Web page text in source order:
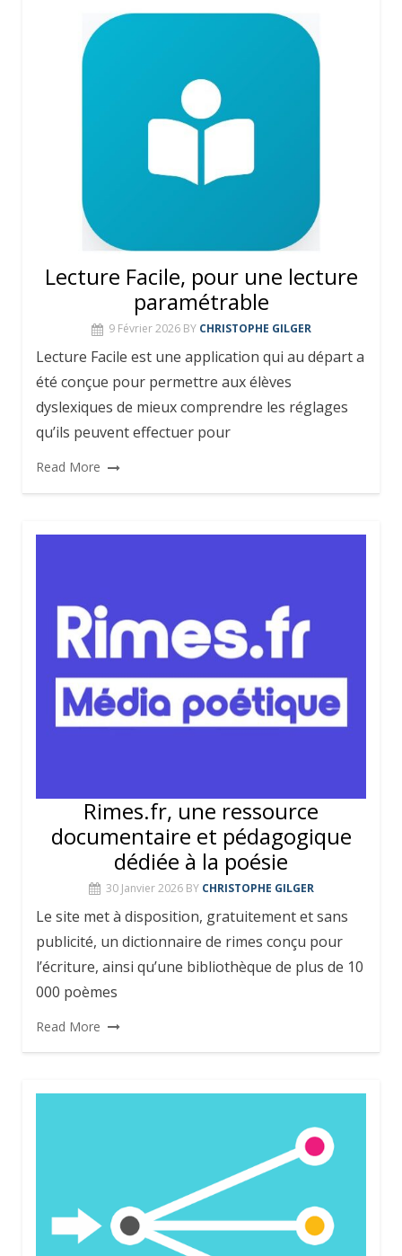
Lecture Facile, pour une lecture
paramétrable
9 Février 2026 BY CHRISTOPHE GILGER
Lecture Facile est une application qui au départ a
été conçue pour permettre aux élèves
dyslexiques de mieux comprendre les réglages
qu’ils peuvent effectuer pour
Read More
Rimes.fr, une ressource
documentaire et pédagogique
dédiée à la poésie
30 Janvier 2026 BY CHRISTOPHE GILGER
Le site met à disposition, gratuitement et sans
publicité, un dictionnaire de rimes conçu pour
l’écriture, ainsi qu’une bibliothèque de plus de 10
000 poèmes
Read More